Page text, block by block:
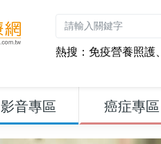
熱搜： 免疫營養照護、
影音專區 癌症專區